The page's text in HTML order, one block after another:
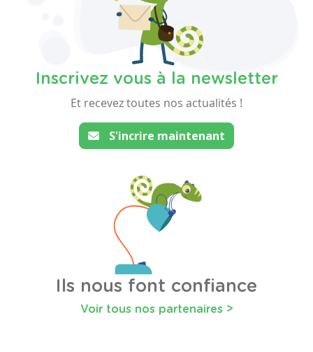
Inscrivez vous à la newsletter
Et recevez toutes nos actualités !
S'incrire maintenant
Ils nous font confiance
Voir tous nos partenaires >